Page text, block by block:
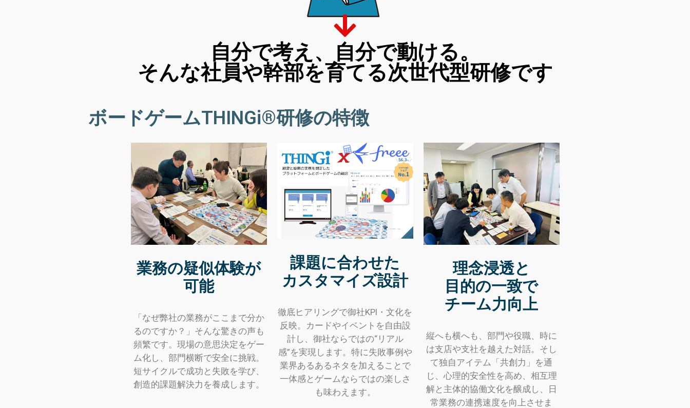
自分で考え、自分で動ける。
そんな社員や幹部を育てる次世代型研修です
ボードゲームTHINGi®研修の特徴
業務の疑似体験が
可能
「なぜ弊社の業務がここまで分か
るのですか？」そんな驚きの声も
頻繁です。現場の意思決定をゲー
ム化し、部門横断で安全に挑戦。
短サイクルで成功と失敗を学び、
創造的課題解決力を養成します。
課題に合わせた
カスタマイズ設計
徹底ヒアリングで御社KPI・文化を
反映。カードやイベントを自由設
計し、御社ならではの“リアル
感”を実現します。特に失敗事例や
業界あるあるネタを加えることで
一体感とゲームならではの楽しさ
も味わえます。
理念浸透と
目的の一致で
チーム力向上
縦へも横へも、部門や役職、時に
は支店や支社を越えた対話。そし
て独自アイテム「共創力」を通
じ、心理的安全性を高め、相互理
解と主体的協働文化を醸成し、日
常業務の連携速度を向上させま